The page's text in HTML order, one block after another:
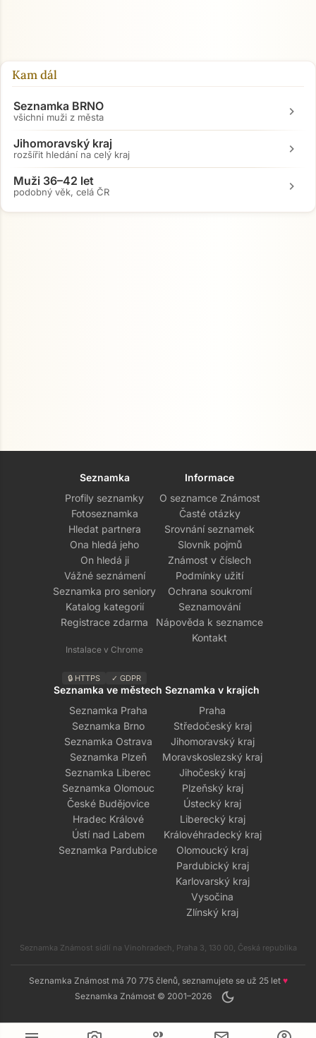
Kam dál
Seznamka BRNO
všichni muži z města chevron_right
Jihomoravský kraj
rozšířit hledání na celý kraj chevron_right
Muži 36–42 let
podobný věk, celá ČR chevron_right
Seznamka
Profily seznamky
Fotoseznamka
Hledat partnera
Ona hledá jeho
On hledá ji
Vážné seznámení
Seznamka pro seniory
Katalog kategorií
Registrace zdarma
Instalace v Chrome
🔒 HTTPS ✓ GDPR
Informace
O seznamce Známost
Časté otázky
Srovnání seznamek
Slovník pojmů
Známost v číslech
Podmínky užití
Ochrana soukromí
Seznamování
Nápověda k seznamce
Kontakt
Seznamka ve městech
Seznamka Praha
Seznamka Brno
Seznamka Ostrava
Seznamka Plzeň
Seznamka Liberec
Seznamka Olomouc
České Budějovice
Hradec Králové
Ústí nad Labem
Seznamka Pardubice
Seznamka v krajích
Praha
Středočeský kraj
Jihomoravský kraj
Moravskoslezský kraj
Jihočeský kraj
Plzeňský kraj
Ústecký kraj
Liberecký kraj
Královéhradecký kraj
Olomoucký kraj
Pardubický kraj
Karlovarský kraj
Vysočina
Zlínský kraj
Seznamka Známost sídlí na Vinohradech, Praha 3, 130 00, Česká republika
Seznamka Známost má 70 775 členů, seznamujete se už 25 let ♥
Seznamka Známost © 2001–2026
dark_mode